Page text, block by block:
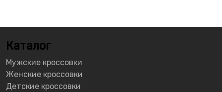
Каталог
Мужские кроссовки
Женские кроссовки
Детские кроссовки